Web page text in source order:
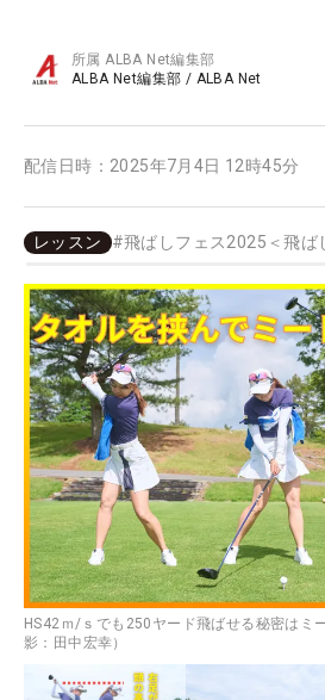
所属ALBA Net編集部
ALBA Net編集部 / ALBA Net
配信日時： 2025年7月4日 12時45分
レッスン #飛ばしフェス2025＜飛ば
HS42ｍ/ｓでも250ヤード飛ばせる秘密はミ
影：田中宏幸）